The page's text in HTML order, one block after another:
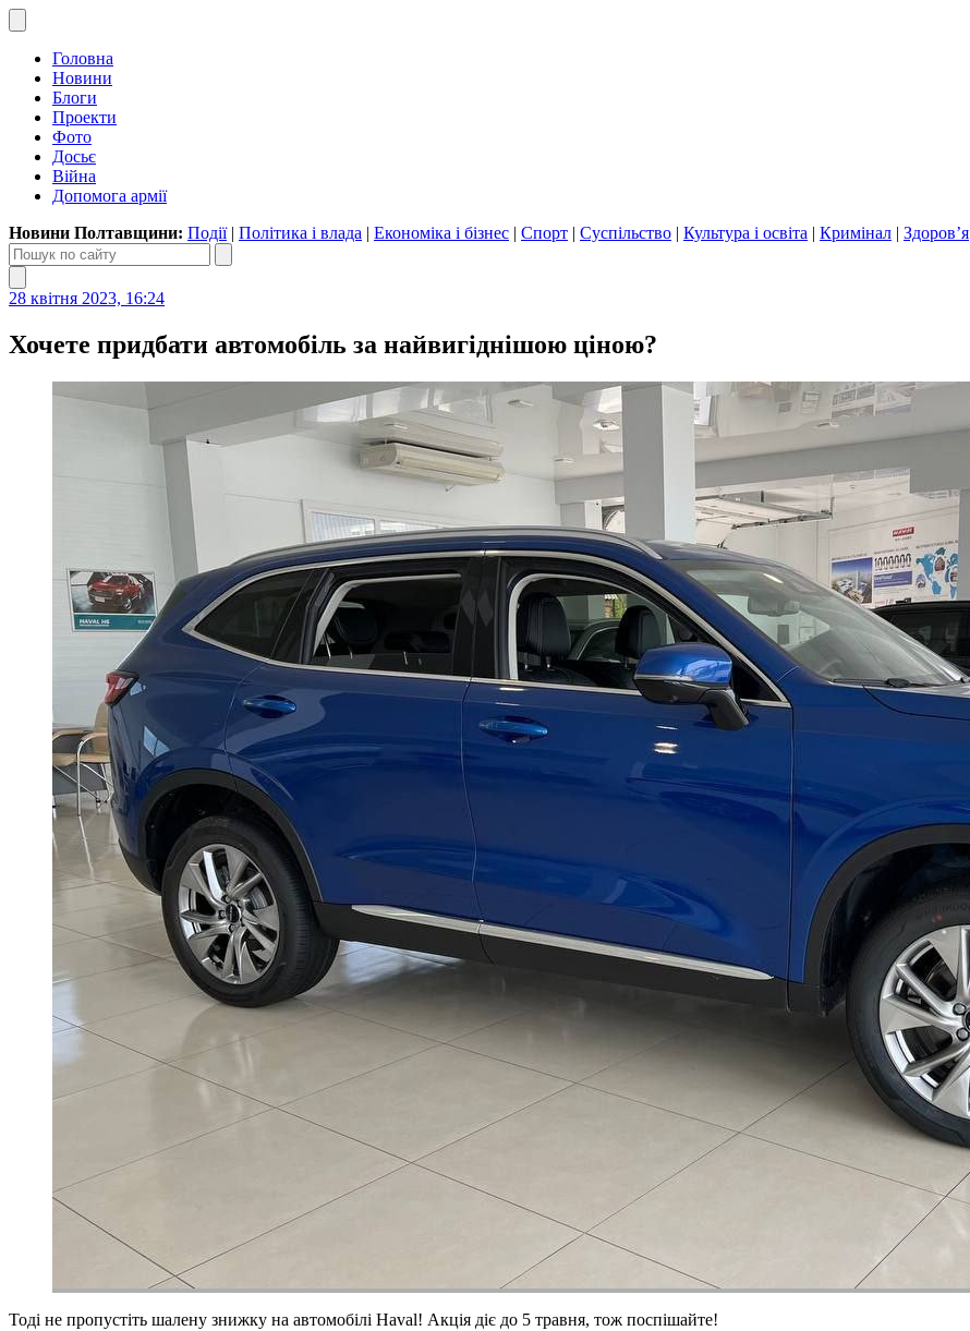
Головна
Новини
Блоги
Проекти
Фото
Досьє
Війна
Допомога армії
Новини Полтавщини: Події| Політика і влада | Економіка і бізнес | Спорт | Суспільство | Культура і освіта | Кримінал | Здоров’я
28 квітня 2023, 16:24
Хочете придбати автомобіль за найвигіднішою ціною?
Тоді не пропустіть шалену знижку на автомобілі Haval! Акція діє до 5 травня, тож поспішайте!